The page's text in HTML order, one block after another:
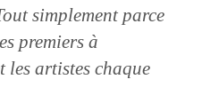
simplement parce
premiers à
les artistes chaque